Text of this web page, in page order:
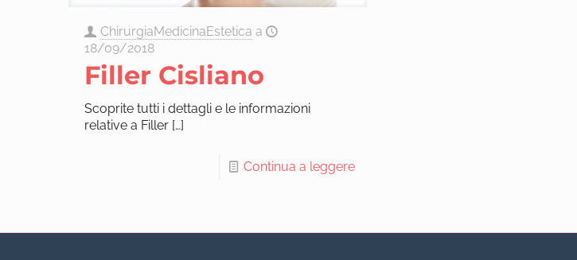
ChirurgiaMedicinaEstetica a
18/09/2018
Filler Cisliano
Scoprite tutti i dettagli e le informazioni
relative a Filler[…]
Continua a leggere